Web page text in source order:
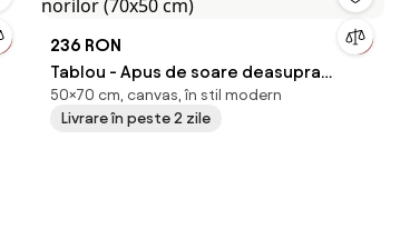
236 RON
Tablou - Apus de soare deasupra
norilor (70x50 cm)
50×70 cm, canvas, în stil modern
Livrare în peste 2 zile